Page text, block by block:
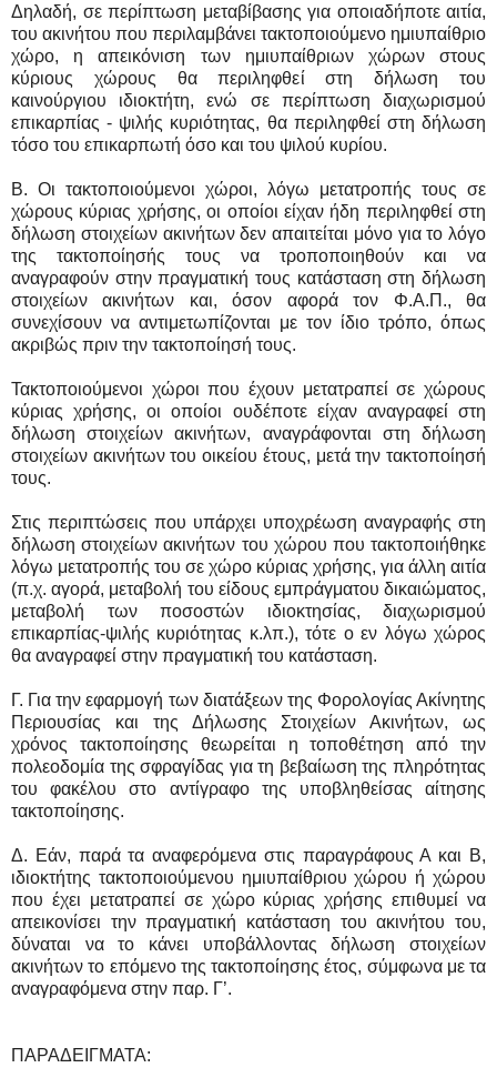
Δηλαδή, σε περίπτωση μεταβίβασης για οποιαδήποτε αιτία,
του ακινήτου που περιλαμβάνει τακτοποιούμενο ημιυπαίθριο
χώρο, η απεικόνιση των ημιυπαίθριων χώρων στους
κύριους χώρους θα περιληφθεί στη δήλωση του
καινούργιου ιδιοκτήτη, ενώ σε περίπτωση διαχωρισμού
επικαρπίας - ψιλής κυριότητας, θα περιληφθεί στη δήλωση
τόσο του επικαρπωτή όσο και του ψιλού κυρίου.
Β. Οι τακτοποιούμενοι χώροι, λόγω μετατροπής τους σε
χώρους κύριας χρήσης, οι οποίοι είχαν ήδη περιληφθεί στη
δήλωση στοιχείων ακινήτων δεν απαιτείται μόνο για το λόγο
της τακτοποίησής τους να τροποποιηθούν και να
αναγραφούν στην πραγματική τους κατάσταση στη δήλωση
στοιχείων ακινήτων και, όσον αφορά τον Φ.Α.Π., θα
συνεχίσουν να αντιμετωπίζονται με τον ίδιο τρόπο, όπως
ακριβώς πριν την τακτοποίησή τους.
Τακτοποιούμενοι χώροι που έχουν μετατραπεί σε χώρους
κύριας χρήσης, οι οποίοι ουδέποτε είχαν αναγραφεί στη
δήλωση στοιχείων ακινήτων, αναγράφονται στη δήλωση
στοιχείων ακινήτων του οικείου έτους, μετά την τακτοποίησή
τους.
Στις περιπτώσεις που υπάρχει υποχρέωση αναγραφής στη
δήλωση στοιχείων ακινήτων του χώρου που τακτοποιήθηκε
λόγω μετατροπής του σε χώρο κύριας χρήσης, για άλλη αιτία
(π.χ. αγορά, μεταβολή του είδους εμπράγματου δικαιώματος,
μεταβολή των ποσοστών ιδιοκτησίας, διαχωρισμού
επικαρπίας-ψιλής κυριότητας κ.λπ.), τότε ο εν λόγω χώρος
θα αναγραφεί στην πραγματική του κατάσταση.
Γ. Για την εφαρμογή των διατάξεων της Φορολογίας Ακίνητης
Περιουσίας και της Δήλωσης Στοιχείων Ακινήτων, ως
χρόνος τακτοποίησης θεωρείται η τοποθέτηση από την
πολεοδομία της σφραγίδας για τη βεβαίωση της πληρότητας
του φακέλου στο αντίγραφο της υποβληθείσας αίτησης
τακτοποίησης.
Δ. Εάν, παρά τα αναφερόμενα στις παραγράφους Α και Β,
ιδιοκτήτης τακτοποιούμενου ημιυπαίθριου χώρου ή χώρου
που έχει μετατραπεί σε χώρο κύριας χρήσης επιθυμεί να
απεικονίσει την πραγματική κατάσταση του ακινήτου του,
δύναται να το κάνει υποβάλλοντας δήλωση στοιχείων
ακινήτων το επόμενο της τακτοποίησης έτος, σύμφωνα με τα
αναγραφόμενα στην παρ. Γ’.
ΠΑΡΑΔΕΙΓΜΑΤΑ: